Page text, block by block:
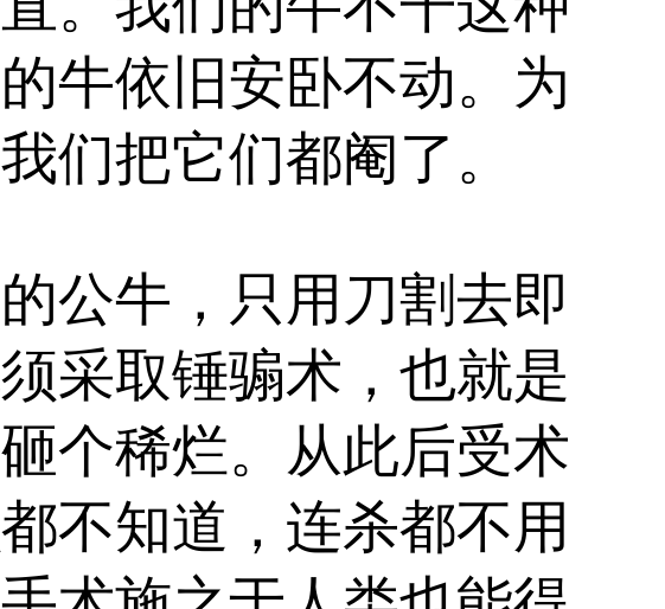
牛依旧安卧不动。为
们把它们都阉了。
公牛，只用刀割去即
采取锤骟术，也就是
个稀烂。从此后受术
不知道，连杀都不用